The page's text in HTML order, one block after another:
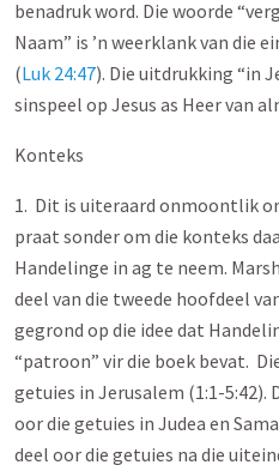
benadruk word. Die woorde
Naam” is ’n weerklank van die
(Luk 24:47). Die uitdrukking “in
sinspeel op Jesus as Heer van
Konteks
1. Dit is uiteraard onmoontlik
praat sonder om die konteks
Handelinge in ag te neem.
deel van die tweede hoofdeel
gegrond op die idee dat
“patroon” vir die boek bevat.
getuies in Jerusalem (1:1-5:42).
oor die getuies in Judea en
deel oor die getuies na die